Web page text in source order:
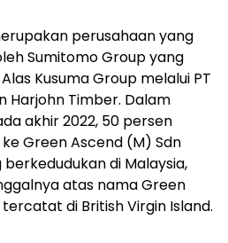
perusahaan yang
Sumitomo Group yang
Kusuma Group melalui PT
Harjohn Timber. Dalam
akhir 2022, 50 persen
Green Ascend (M) Sdn
di Malaysia,
atas nama Green
di British Virgin Island.